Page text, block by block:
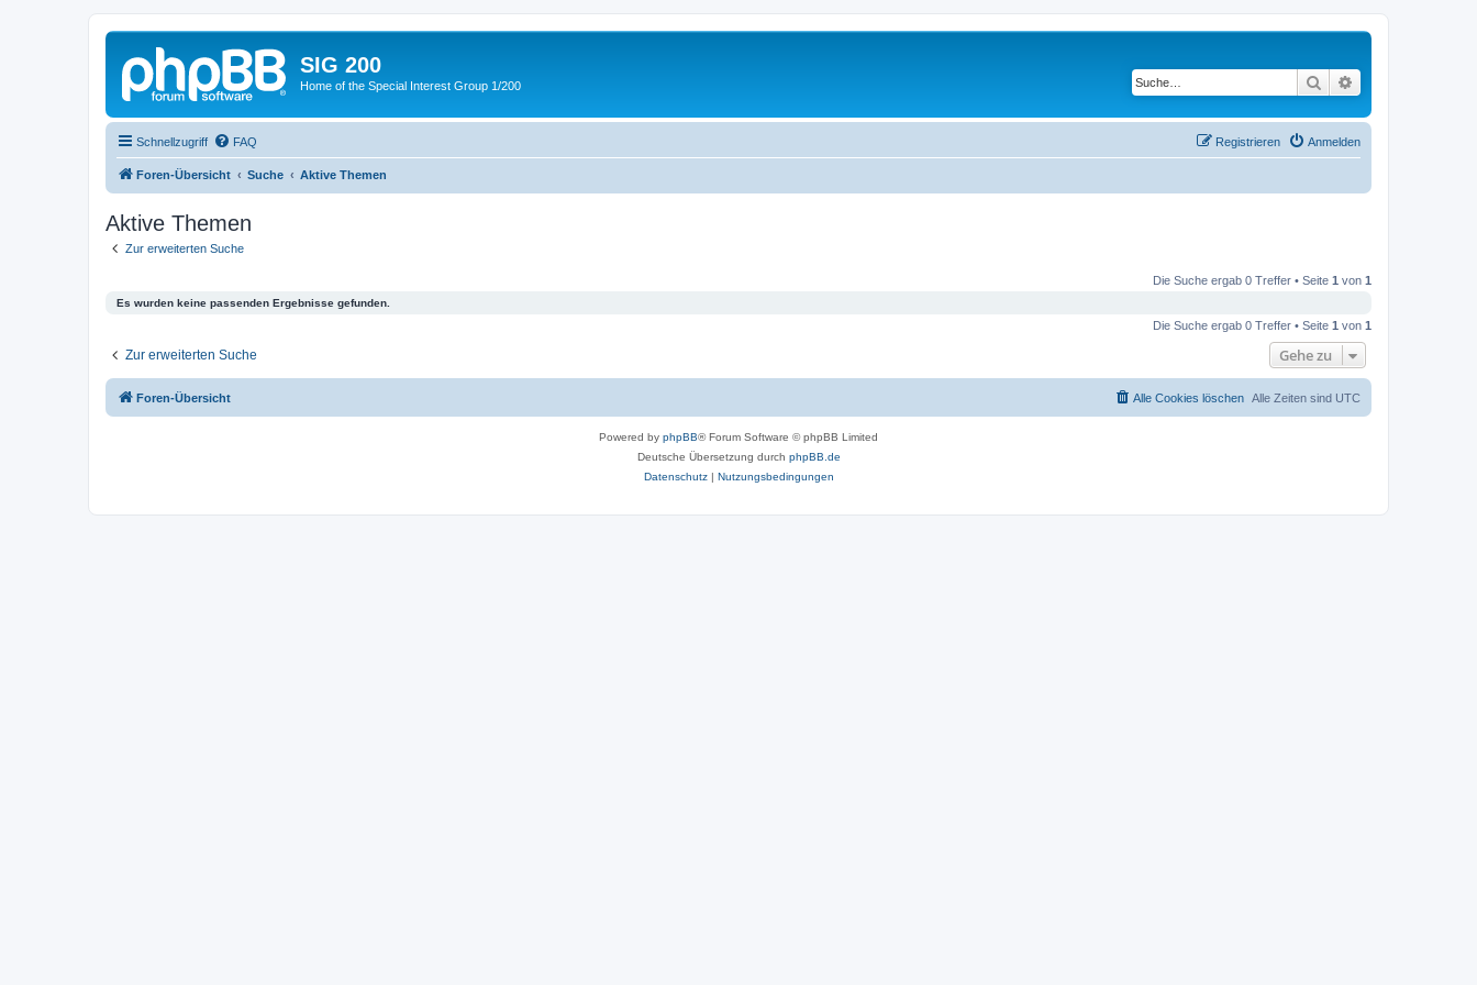
SIG 200
Home of the Special Interest Group 1/200 Suche
Schnellzugriff FAQ Anmelden
Registrieren
Foren-Übersicht Suche Aktive Themen
Aktive Themen
Zur erweiterten Suche
Die Suche ergab 0 Treffer • Seite 1 von 1
Es wurden keine passenden Ergebnisse gefunden.
Die Suche ergab 0 Treffer • Seite 1 von 1
Zur erweiterten Suche Gehe zu
Foren-Übersicht Alle Zeiten sind UTC
Alle Cookies löschen
Powered by phpBB® Forum Software © phpBB Limited
Deutsche Übersetzung durch phpBB.de
Datenschutz| Nutzungsbedingungen